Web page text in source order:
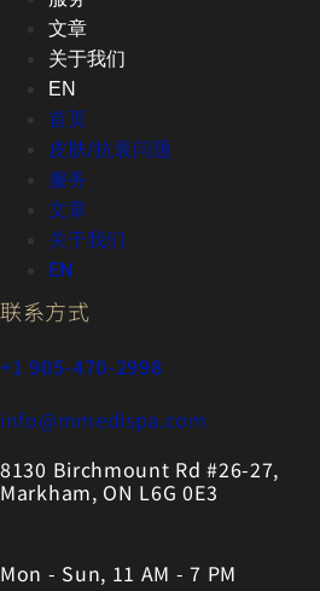
文章
关于我们
EN
首页
皮肤/抗衰问题
服务
文章
关于我们
EN
联系方式
+1 905-470-2998
info@mmedispa.com
8130 Birchmount Rd #26-27,
Markham, ON L6G 0E3
Mon - Sun, 11 AM - 7 PM